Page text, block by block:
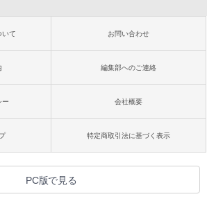
いて お問い合わせ
編集部へのご連絡
ー 会社概要
特定商取引法に基づく表示
PC版で見る